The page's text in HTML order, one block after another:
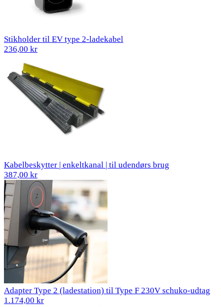
Stikholder til EV type 2-ladekabel
236,00 kr
Kabelbeskytter | enkeltkanal | til udendørs brug
387,00 kr
Adapter Type 2 (ladestation) til Type F 230V schuko-udtag
1.174,00 kr